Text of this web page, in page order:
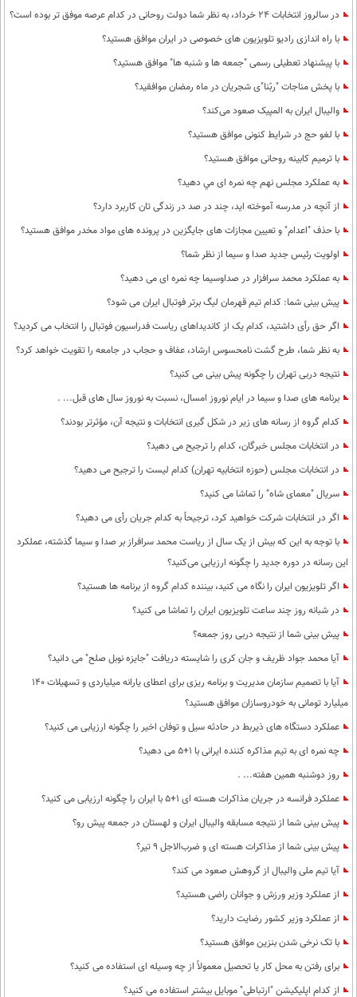
در سالروز انتخابات 24 خرداد، به نظر شما دولت روحانی در کدام عرصه موفق تر بوده است؟
با راه اندازی رادیو تلویزیون های خصوصی در ایران موافق هستید؟
با پیشنهاد تعطیلی رسمی "جمعه ها و شنبه ها" موافق هستید؟
با پخش مناجات "ربّنا"ی شجریان در ماه رمضان موافقید؟
والیبال ایران به المپیک صعود می‌کند؟
با لغو حج در شرایط کنونی موافق هستید؟
با ترمیم کابینه روحانی موافق هستید؟
به عملكرد مجلس نهم چه نمره ای مي دهيد؟
از آنچه در مدرسه آموخته اید، چند در صد در زندگی تان کاربرد دارد؟
با حذف "اعدام" و تعیین مجازات های جایگزین در پرونده های مواد مخدر موافق هستید؟
اولویت رئیس جدید صدا و سیما از نظر شما؟
به عملکرد محمد سرافزار در صداوسیما چه نمره ای می دهید؟
پیش بینی شما: کدام تیم قهرمان لیگ برتر فوتبال ایران می شود؟
اگر حق رأی داشتید، کدام یک از کاندیداهای ریاست فدراسیون فوتبال را انتخاب می کردید؟
به نظر شما، طرح گشت نامحسوس ارشاد، عفاف و حجاب در جامعه را تقویت خواهد کرد؟
نتیجه دربی تهران را چگونه پیش بینی می کنید؟
برنامه های صدا و سیما در ایام نوروز امسال، نسبت به نوروز سال های قبل... .
کدام گروه از رسانه های زیر در شکل گیری انتخابات و نتیجه آن، مؤثرتر بودند؟
در انتخابات مجلس خبرگان، کدام را ترجیح می دهید؟
در انتخابات مجلس (حوزه انتخابیه تهران) کدام لیست را ترجیح می دهید؟
سریال "معمای شاه" را تماشا می کنید؟
اگر در انتخابات شرکت خواهید کرد، ترجیحاً به کدام جریان رأی می دهید؟
با توجه به این که بیش از یک سال از ریاست محمد سرافراز بر صدا و سیما گذشته، عملکرد
این رسانه در دوره جدید را چگونه ارزیابی می‌کنید؟
اگر تلویزیون ایران را نگاه می کنید، بیننده کدام گروه از برنامه ها هستید؟
در شبانه روز چند ساعت تلویزیون ایران را تماشا می کنید؟
پیش بینی شما از نتیجه دربی روز جمعه؟
آیا محمد جواد ظریف و جان کری را شایسته دریافت "جایزه نوبل صلح" می دانید؟
آیا با تصمیم سازمان مدیریت و برنامه ریزی برای اعطای یارانه میلیاردی و تسهیلات 140
میلیارد تومانی به خودروسازان موافق هستید؟
عملکرد دستگاه های ذیربط در حادثه سیل و توفان اخیر را چگونه ارزیابی می کنید؟
چه نمره ای به تیم مذاکره کننده ایرانی با 1+5 می دهید؟
روز دوشنبه همین هفته... .
عملکرد فرانسه در جریان مذاکرات هسته ای 1+5 با ایران را چگونه ارزیابی می کنید؟
پیش بینی شما از نتیجه مسابقه والیبال ایران و لهستان در جمعه پیش رو؟
پیش بینی شما از مذاکرات هسته ای و ضرب‌الاجل 9 تیر؟
آیا تیم ملی والیبال از گروهش صعود می کند؟
از عملکرد وزیر ورزش و جوانان راضی هستید؟
از عملکرد وزیر کشور رضایت دارید؟
با تک نرخی شدن بنزین موافق هستید؟
برای رفتن به محل کار یا تحصیل معمولاً از چه وسیله ای استفاده می کنید؟
از کدام اپلیکیشن "ارتباطی" موبایل بیشتر استفاده می کنید؟